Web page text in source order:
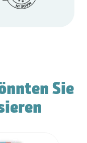
Sie